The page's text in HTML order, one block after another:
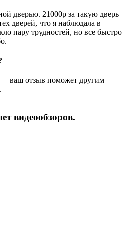
дверью. 21000р за такую дверь
дверей, что я наблюдала в
пару трудностей, но все быстро
ваш отзыв поможет другим
видеообзоров.